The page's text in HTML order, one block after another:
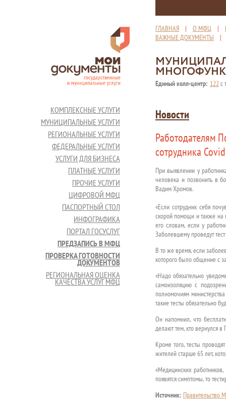
ГЛАВНАЯ | О МФЦ |
ВАЖНЫЕ ДОКУМЕНТЫ
Единый колл-центр: 122с
КОМПЛЕКСНЫЕ УСЛУГИ
МУНИЦИПАЛЬНЫЕ УСЛУГИ
РЕГИОНАЛЬНЫЕ УСЛУГИ
ФЕДЕРАЛЬНЫЕ УСЛУГИ
УСЛУГИ ДЛЯ БИЗНЕСА
ПЛАТНЫЕ УСЛУГИ
ПРОЧИЕ УСЛУГИ
ЦИФРОВОЙ МФЦ
ПАСПОРТНЫЙ СТОЛ
ИНФОГРАФИКА
ПОРТАЛ ГОСУСЛУГ
ПРЕДЗАПИСЬ В МФЦ
ПРОВЕРКА ГОТОВНОСТИ
ДОКУМЕНТОВ
РЕГИОНАЛЬНАЯ ОЦЕНКА
КАЧЕСТВА УСЛУГ МФЦ
Новости
Работодателям
сотрудника
При выявлении у
человека и позвонить в
Вадим Хромов.
«Если сотрудник себя
скорой помощи и также на
его словам, если у
Заболевшему проведут
В то же время, если
которого было общение с
«Надо обязательно
самоизоляцию с
полномочиям
такие тесты обязательно
Он напомнил, что
делают тем, кто вернулся
Кроме того, тесты
жителей старше 65 лет,
«Медицинских
появятся симптомы, то
Источник: Правительство